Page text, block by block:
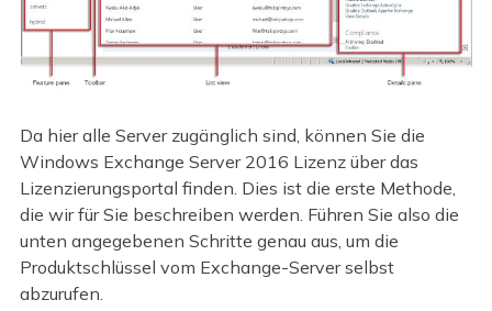
Da hier alle Server zugänglich sind, können Sie die
Windows Exchange Server 2016 Lizenz über das
Lizenzierungsportal finden. Dies ist die erste Methode,
die wir für Sie beschreiben werden. Führen Sie also die
unten angegebenen Schritte genau aus, um die
Produktschlüssel vom Exchange-Server selbst
abzurufen.